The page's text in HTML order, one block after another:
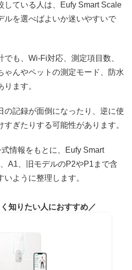
している人は、Eufy Smart Scale
ルを選べばよいか迷いやすいで
でも、Wi-Fi対応、測定項目数、
ゃんやペットの測定モード、防水
ます。
の記録が面倒になったり、逆に使
ぎたりする可能性があります。
情報をもとに、Eufy Smart
A1、旧モデルのP2やP1まで含
ように整理します。
知りたい人におすすめ